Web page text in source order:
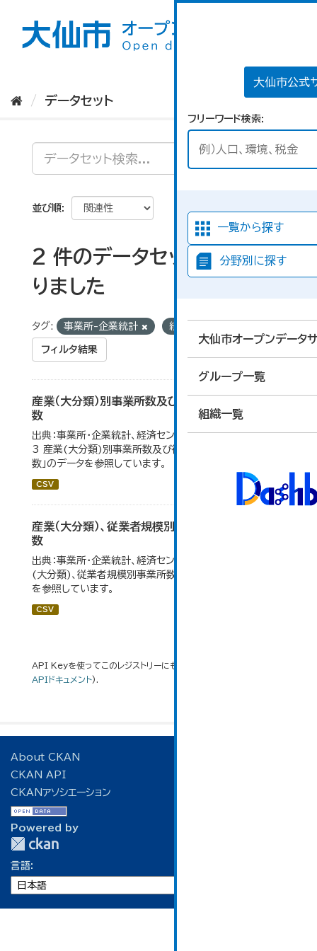
大仙市公式
フリーワード検索
一覧から探す
分野別に探す
大仙市オープンデータ
グループ一覧
組織一覧
データセット
並び順
2 件のデータセットが見つか
りました
タグ: 事業所-企業統計 統計
フィルタ結果
産業（大分類）別事業所数及び従業の地位別従業者
数
出典：事業所・企業統計、経済センサス。 大仙市の統計「4-
3 産業(大分類)別事業所数及び従業上の地位別従業者
数」のデータを参照しています。
CSV
産業（大分類）、従業者規模別事業所数及び従業者
数
出典：事業所・企業統計、経済センサス。大仙市の統計「産業
(大分類)、従業者規模別事業所数及び従業者数」のデータ
を参照しています。
CSV
API Keyを使ってこのレジストリーにもアクセス可能です
APIドキュメント).
About CKAN
CKAN API
CKANアソシエーション
Powered by
言語